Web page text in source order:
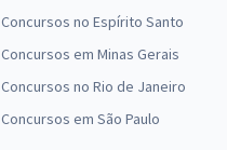
Concursos no Espírito Santo
Concursos em Minas Gerais
Concursos no Rio de Janeiro
Concursos em São Paulo